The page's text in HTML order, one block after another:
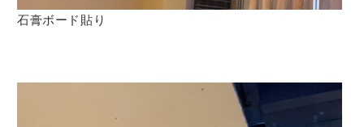
石膏ボード貼り